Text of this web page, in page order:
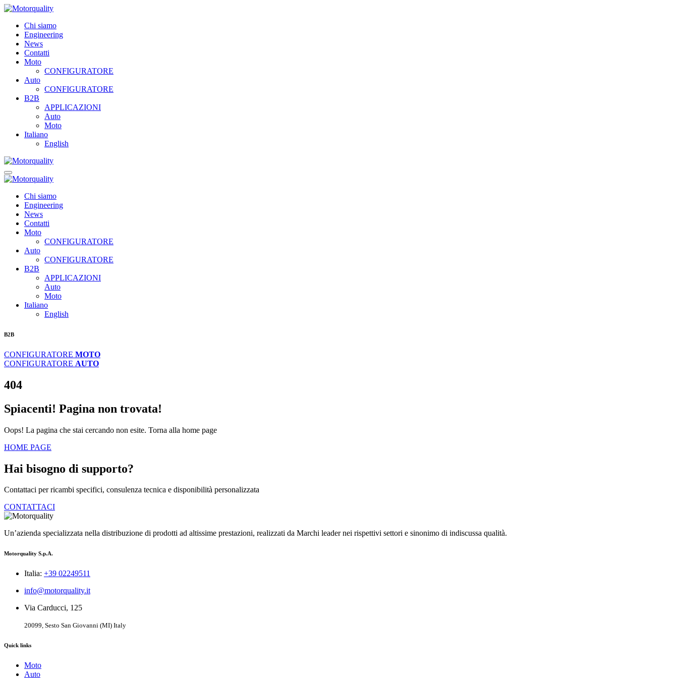
Chi siamo
Engineering
News
Contatti
Moto
CONFIGURATORE
Auto
CONFIGURATORE
B2B
APPLICAZIONI
Auto
Moto
Italiano
English
Chi siamo
Engineering
News
Contatti
Moto
CONFIGURATORE
Auto
CONFIGURATORE
B2B
APPLICAZIONI
Auto
Moto
Italiano
English
B2B
CONFIGURATORE MOTO
CONFIGURATORE AUTO
404
Spiacenti! Pagina non trovata!
Oops! La pagina che stai cercando non esite. Torna alla home page
HOME PAGE
Hai bisogno di supporto?
Contattaci per ricambi specifici, consulenza tecnica e disponibilità personalizzata
CONTATTACI
Un’azienda specializzata nella distribuzione di prodotti ad altissime prestazioni, realizzati da Marchi leader nei rispettivi settori e sinonimo di indiscussa qualità.
Motorquality S.p.A.
Italia: +39 02249511
info@motorquality.it
Via Carducci, 125
20099, Sesto San Giovanni (MI) Italy
Quick links
Moto
Auto